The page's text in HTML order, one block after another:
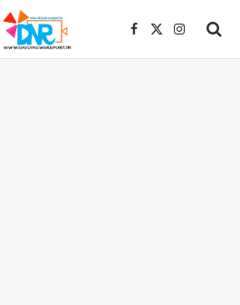
Facebook
X